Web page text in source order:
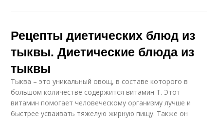
Рецепты диетических блюд из
тыквы. Диетические блюда из
тыквы
Тыква – это уникальный овощ, в составе которого в
большом количестве содержится витамин Т. Этот
витамин помогает человеческому организму лучше и
быстрее усваивать тяжелую жирную пищу. Также он